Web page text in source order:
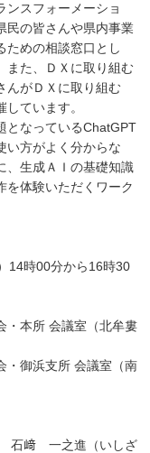
スフォーメーショ
民の皆さんや県内事業
ための相談窓口とし
また、ＤＸに取り組む
んがＤＸに取り組む
ています。
となっているChatGPT
い方がよく分からな
、生成ＡＩの基礎知識
を体験いただくワーク
時00分から16時30
本所 会議室（北牟婁
支所 会議室（南
﨑 一之進（いしざ